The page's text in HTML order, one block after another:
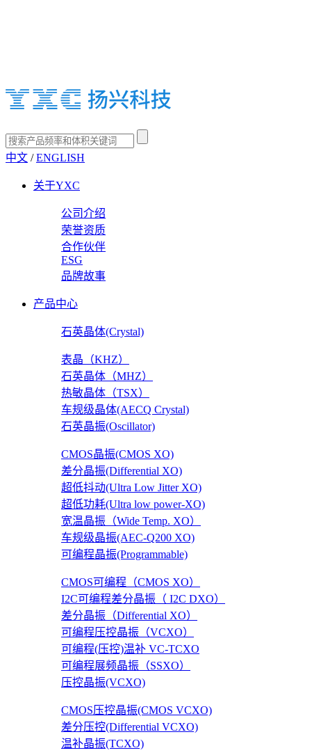
中文 /ENGLISH
关于YXC
公司介绍
荣誉资质
合作伙伴
ESG
品牌故事
产品中心
石英晶体(Crystal)
表晶（KHZ）
石英晶体（MHZ）
热敏晶体（TSX）
车规级晶体(AECQ Crystal)
石英晶振(Oscillator)
CMOS晶振(CMOS XO)
差分晶振(Differential XO)
超低抖动(Ultra Low Jitter XO)
超低功耗(Ultra low power-XO)
宽温晶振（Wide Temp. XO）
车规级晶振(AEC-Q200 XO)
可编程晶振(Programmable)
CMOS可编程（CMOS XO）
I2C可编程差分晶振（ I2C DXO）
差分晶振（Differential XO）
可编程压控晶振（VCXO）
可编程(压控)温补 VC-TCXO
可编程展频晶振（SSXO）
压控晶振(VCXO)
CMOS压控晶振(CMOS VCXO)
差分压控(Differential VCXO)
温补晶振(TCXO)